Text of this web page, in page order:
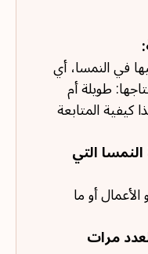
في النمسا، أي
طويلة أم
المتابعة
التي
أو ما
مرات